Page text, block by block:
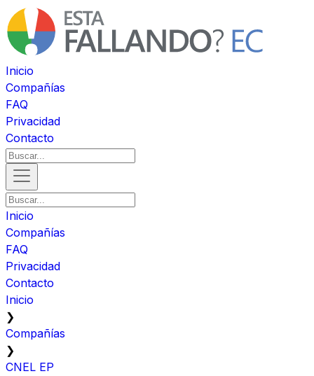
Inicio
Compañías
FAQ
Privacidad
Contacto
Inicio
Compañías
FAQ
Privacidad
Contacto
Inicio
❯
Compañías
❯
CNEL EP